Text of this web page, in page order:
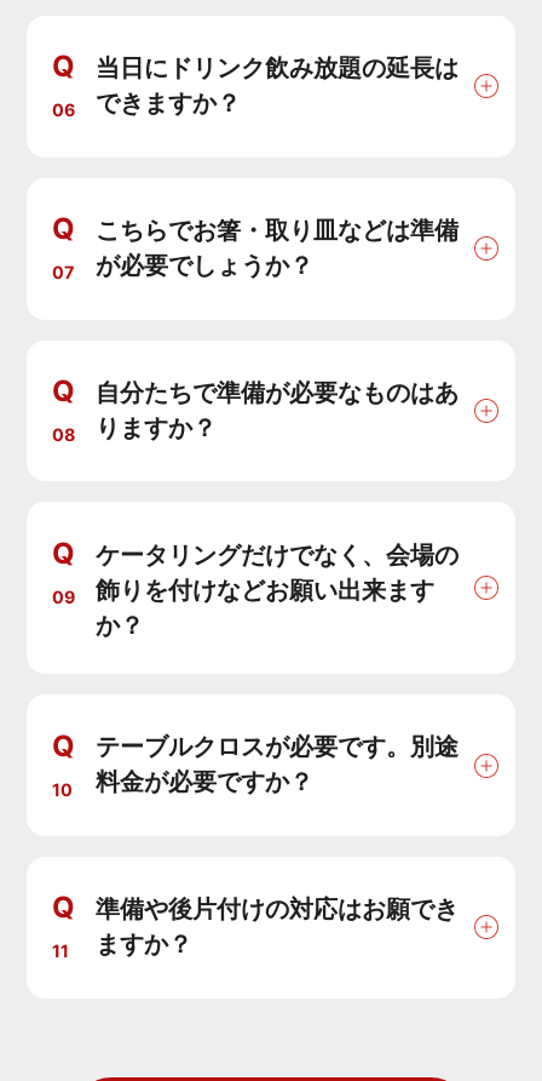
Q
06
当日にドリンク飲み放題の延長は
できますか？
Q
07
こちらでお箸・取り皿などは準備
が必要でしょうか？
Q
08
自分たちで準備が必要なものはあ
りますか？
Q
09
ケータリングだけでなく、会場の
飾りを付けなどお願い出来ます
か？
Q
10
テーブルクロスが必要です。別途
料金が必要ですか？
Q
11
準備や後片付けの対応はお願でき
ますか？